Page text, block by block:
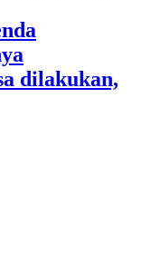
dilakukan,